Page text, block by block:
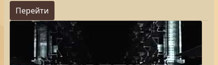
Перейти